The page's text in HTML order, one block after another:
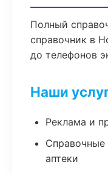
Полный
справочник в
до телефонов
Наши
Реклама и
Справочные
аптеки